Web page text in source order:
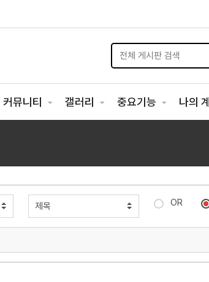
커뮤니티 갤러리 중요기능 나의
OR